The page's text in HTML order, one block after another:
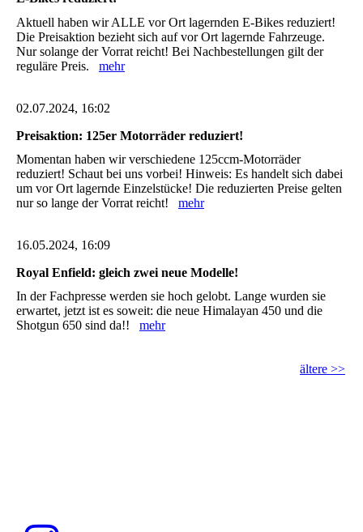
Aktuell haben wir ALLE vor Ort lagernden E-Bikes reduziert!
Die Preisaktion bezieht sich auf vor Ort lagernde Fahrzeuge.
Nur solange der Vorrat reicht! Bei Nachbestellungen gilt der
reguläre Preis. mehr
02.07.2024, 16:02
Preisaktion: 125er Motorräder reduziert!
Momentan haben wir verschiedene 125ccm-Motorräder
reduziert! Schaut bei uns vorbei! Hinweis: Es handelt sich dabei
um vor Ort lagernde Einzelstücke! Die reduzierten Preise gelten
nur so lange der Vorrat reicht! mehr
16.05.2024, 16:09
Royal Enfield: gleich zwei neue Modelle!
In der Fachpresse werden sie hoch gelobt. Lange wurden sie
erwartet, jetzt ist es soweit: die neue Himalayan 450 und die
Shotgun 650 sind da!! mehr
ältere >>